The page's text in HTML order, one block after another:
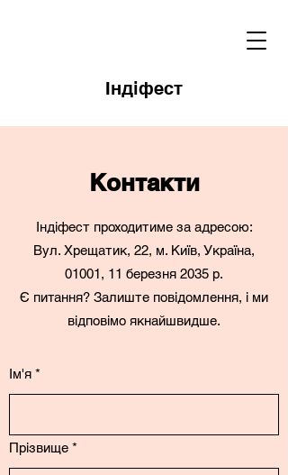
Індіфест
Контакти
Індіфест проходитиме за адресою:
Вул. Хрещатик, 22, м. Київ, Україна,
01001, 11 березня 2035 р.
Є питання? Залиште повідомлення, і ми
відповімо якнайшвидше.
Ім'я *
Прізвище *